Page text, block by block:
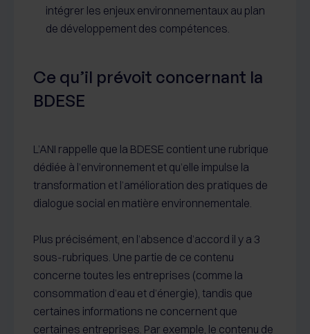
intégrer les enjeux environnementaux au plan
de développement des compétences.
Ce qu’il prévoit concernant la
BDESE
L’ANI rappelle que la BDESE contient une rubrique
dédiée à l’environnement et qu’elle impulse la
transformation et l’amélioration des pratiques de
dialogue social en matière environnementale.
Plus précisément, en l’absence d’accord il y a 3
sous-rubriques. Une partie de ce contenu
concerne toutes les entreprises (comme la
consommation d’eau et d’énergie), tandis que
certaines informations ne concernent que
certaines entreprises. Par exemple, le contenu de